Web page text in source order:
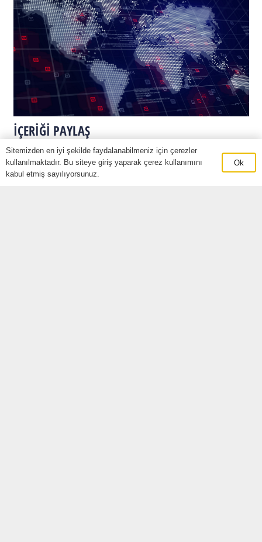
İÇERİĞİ PAYLAŞ
Son Yazılar
Sitemizden en iyi şekilde faydalanabilmeniz için çerezler
kullanılmaktadır. Bu siteye giriş yaparak çerez kullanımını
kabul etmiş sayılıyorsunuz.
Ok